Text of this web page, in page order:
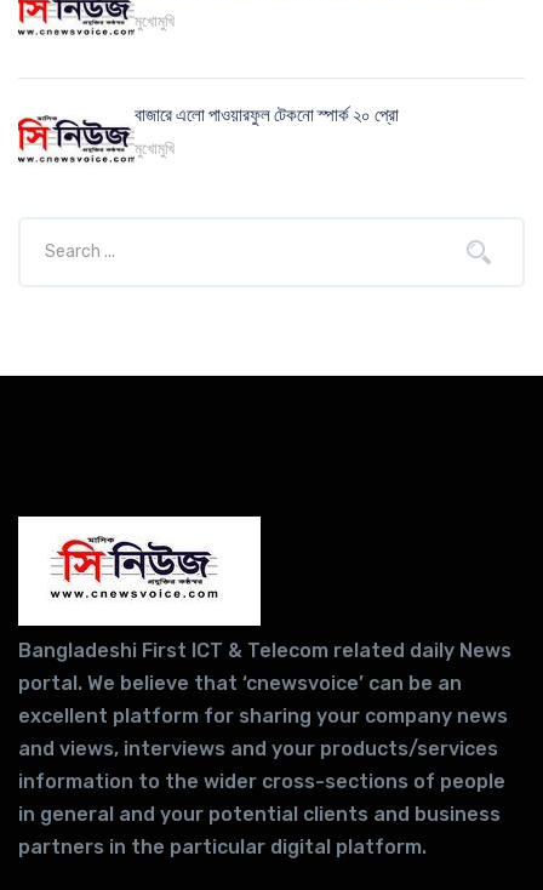
মুখোমুখি
বাজারে এলো পাওয়ারফুল টেকনো স্পার্ক ২০ প্রো
মুখোমুখি
Bangladeshi First ICT & Telecom related daily News
portal. We believe that ‘cnewsvoice’ can be an
excellent platform for sharing your company news
and views, interviews and your products/services
information to the wider cross-sections of people
in general and your potential clients and business
partners in the particular digital platform.